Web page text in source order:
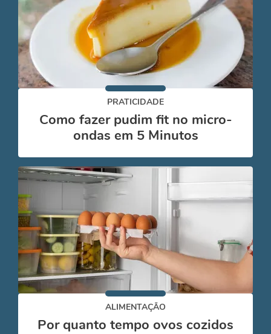
PRATICIDADE
Como fazer pudim fit no micro-
ondas em 5 Minutos
ALIMENTAÇÃO
Por quanto tempo ovos cozidos